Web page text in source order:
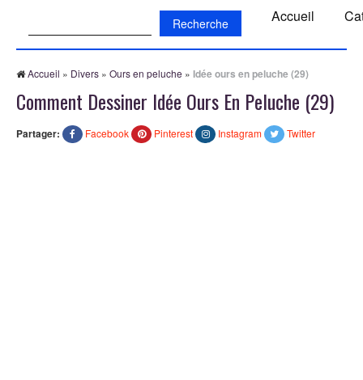
Accueil
Accueil » Divers » Ours en peluche » Idée ours en peluche (29)
Comment Dessiner Idée Ours En Peluche (29)
Partager: Facebook Pinterest Instagram Twitter